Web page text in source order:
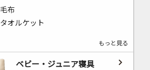
毛布
タオルケット
もっと見る
ベビー・ジュニア寝具